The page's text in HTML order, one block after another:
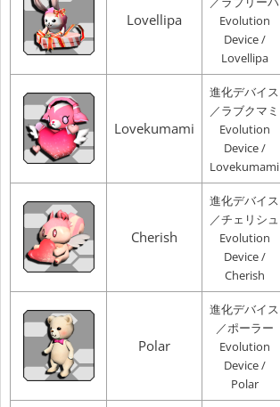
Lovellipa
Evolution
Device /
Lovellipa
Lovekumami
進化デバイス
／ラブクマミ
Evolution
Device /
Lovekumami
Cherish
進化デバイス
／チェリシュ
Evolution
Device /
Cherish
Polar
進化デバイス
／ポーラー
Evolution
Device /
Polar